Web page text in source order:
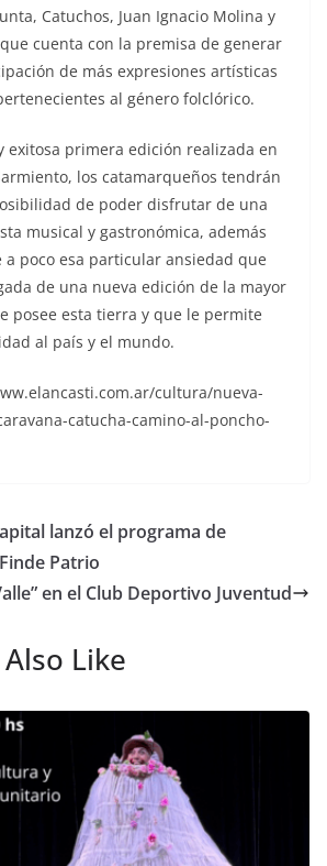
Catuchos, Juan Ignacio Molina y
cuenta con la premisa de generar
de más expresiones artísticas
al género folclórico.
exitosa primera edición realizada en
los catamarqueños tendrán
de poder disfrutar de una
musical y gastronómica, además
poco esa particular ansiedad que
de una nueva edición de la mayor
posee esta tierra y que le permite
al país y el mundo.
cultura/nueva-
catucha-camino-al-poncho-
lanzó el programa de
Patrio
en el Club Deportivo Juventud
Like